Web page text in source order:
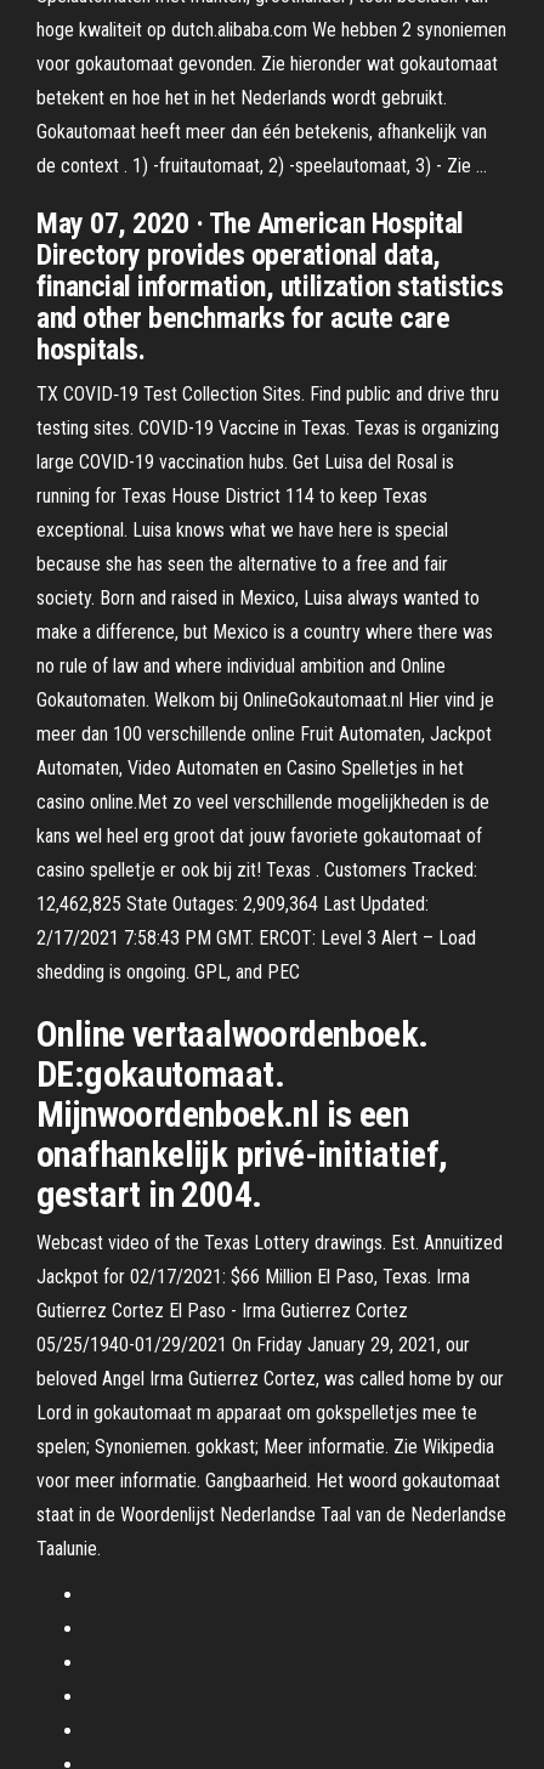
hoge kwaliteit op dutch.alibaba.com We hebben 2 synoniemen
voor gokautomaat gevonden. Zie hieronder wat gokautomaat
betekent en hoe het in het Nederlands wordt gebruikt.
Gokautomaat heeft meer dan één betekenis, afhankelijk van
de context . 1) -fruitautomaat, 2) -speelautomaat, 3) - Zie …
May 07, 2020 · The American Hospital
Directory provides operational data,
financial information, utilization statistics
and other benchmarks for acute care
hospitals.
TX COVID‑19 Test Collection Sites. Find public and drive thru
testing sites. COVID-19 Vaccine in Texas. Texas is organizing
large COVID-19 vaccination hubs. Get Luisa del Rosal is
running for Texas House District 114 to keep Texas
exceptional. Luisa knows what we have here is special
because she has seen the alternative to a free and fair
society. Born and raised in Mexico, Luisa always wanted to
make a difference, but Mexico is a country where there was
no rule of law and where individual ambition and Online
Gokautomaten. Welkom bij OnlineGokautomaat.nl Hier vind je
meer dan 100 verschillende online Fruit Automaten, Jackpot
Automaten, Video Automaten en Casino Spelletjes in het
casino online.Met zo veel verschillende mogelijkheden is de
kans wel heel erg groot dat jouw favoriete gokautomaat of
casino spelletje er ook bij zit! Texas . Customers Tracked:
12,462,825 State Outages: 2,909,364 Last Updated:
2/17/2021 7:58:43 PM GMT. ERCOT: Level 3 Alert – Load
shedding is ongoing. GPL, and PEC
Online vertaalwoordenboek.
DE:gokautomaat.
Mijnwoordenboek.nl is een
onafhankelijk privé-initiatief,
gestart in 2004.
Webcast video of the Texas Lottery drawings. Est. Annuitized
Jackpot for 02/17/2021: $66 Million El Paso, Texas. Irma
Gutierrez Cortez El Paso - Irma Gutierrez Cortez
05/25/1940-01/29/2021 On Friday January 29, 2021, our
beloved Angel Irma Gutierrez Cortez, was called home by our
Lord in gokautomaat m apparaat om gokspelletjes mee te
spelen; Synoniemen. gokkast; Meer informatie. Zie Wikipedia
voor meer informatie. Gangbaarheid. Het woord gokautomaat
staat in de Woordenlijst Nederlandse Taal van de Nederlandse
Taalunie.